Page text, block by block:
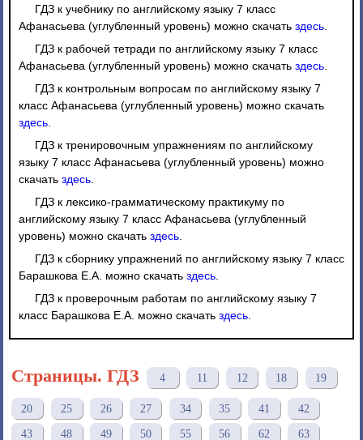
ГДЗ к учебнику по английскому языку 7 класс
Афанасьева (углубленный уровень) можно скачать здесь
ГДЗ к рабочей тетради по английскому языку 7 класс
Афанасьева (углубленный уровень) можно скачать здесь
ГДЗ к контрольным вопросам по английскому языку 7
класс Афанасьева (углубленный уровень) можно скачать
здесь
ГДЗ к тренировочным упражнениям по английскому
языку 7 класс Афанасьева (углубленный уровень) можно
скачать здесь
ГДЗ к лексико-грамматическому практикуму по
английскому языку 7 класс Афанасьева (углубленный
уровень) можно скачать здесь
ГДЗ к сборнику упражнений по английскому языку 7 класс
Барашкова Е.А. можно скачать здесь
ГДЗ к проверочным работам по английскому языку 7
класс Барашкова Е.А. можно скачать здесь
Страницы. ГДЗ 4 11 12 18 19
20 25 26 27 34 35 41 42
43 48 49 50 55 56 62 63